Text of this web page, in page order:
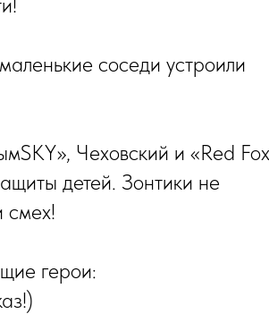
соседи устроили
Чеховский и «Red
детей. Зонтики не
смех!
герои: